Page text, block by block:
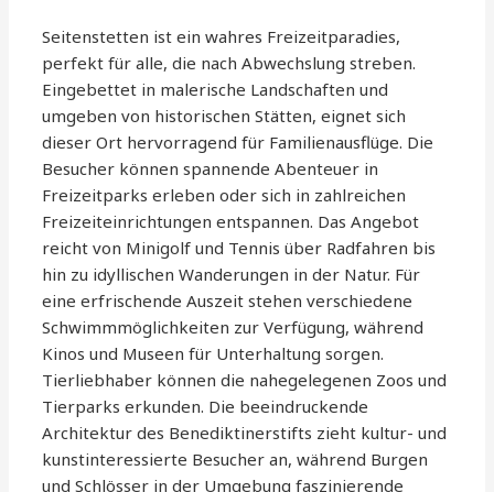
Seitenstetten ist ein wahres Freizeitparadies,
perfekt für alle, die nach Abwechslung streben.
Eingebettet in malerische Landschaften und
umgeben von historischen Stätten, eignet sich
dieser Ort hervorragend für Familienausflüge. Die
Besucher können spannende Abenteuer in
Freizeitparks erleben oder sich in zahlreichen
Freizeiteinrichtungen entspannen. Das Angebot
reicht von Minigolf und Tennis über Radfahren bis
hin zu idyllischen Wanderungen in der Natur. Für
eine erfrischende Auszeit stehen verschiedene
Schwimmmöglichkeiten zur Verfügung, während
Kinos und Museen für Unterhaltung sorgen.
Tierliebhaber können die nahegelegenen Zoos und
Tierparks erkunden. Die beeindruckende
Architektur des Benediktinerstifts zieht kultur- und
kunstinteressierte Besucher an, während Burgen
und Schlösser in der Umgebung faszinierende